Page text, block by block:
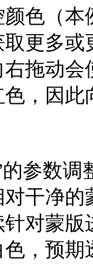
色（
更多
拖动
，因
的参数
干净
对蒙
色，预